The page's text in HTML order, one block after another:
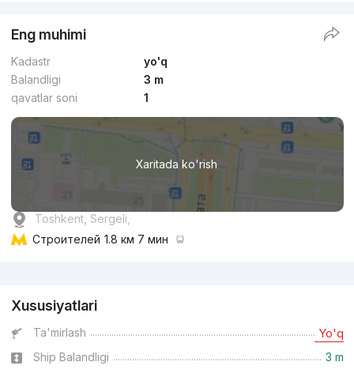
Eng muhimi
Kadastr
yo'q
Balandligi
3 m
qavatlar soni
1
Xaritada ko'rish
Toshkent, Sergeli,
Строителей 1.8 км 7 мин
Xususiyatlari
Ta'mirlash Yo'q
Ship Balandligi 3 m